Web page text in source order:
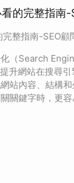
的完整指南-
整指南-SEO顧
（Search
升網站在搜尋
站內容、結構
關鍵字時，更